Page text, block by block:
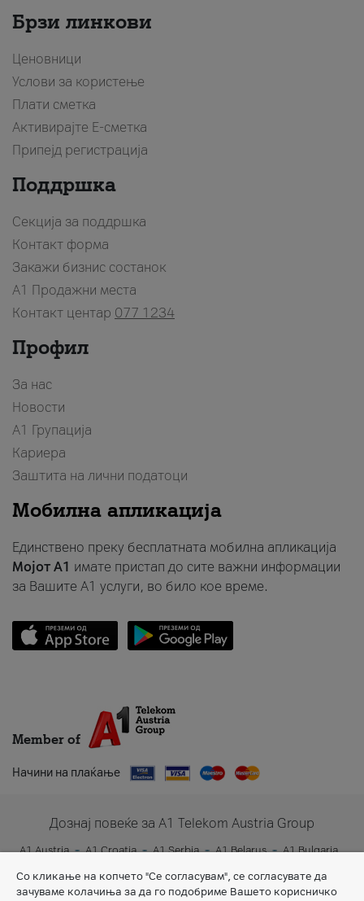
Брзи линкови
Ценовници
Услови за користење
Плати сметка
Активирајте Е-сметка
Припејд регистрација
Поддршка
Секција за поддршка
Контакт форма
Закажи бизнис состанок
A1 Продажни места
Контакт центар 077 1234
Профил
За нас
Новости
А1 Групација
Кариера
Заштита на лични податоци
Мобилна апликација
Единствено преку бесплатната мобилна апликација
Мојот A1 имате пристап до сите важни информации
за Вашите A1 услуги, во било кое време.
Member of
Начини на плаќање
Дознај повеќе за A1 Telekom Austria Group
A1 Austria A1 Croatia A1 Serbia A1 Belarus
A1 Bulgaria
A1 Slovenia
A1 Digital
Со кликање на копчето "Се согласувам", се согласувате да
зачуваме колачиња за да го подобриме Вашето корисничко